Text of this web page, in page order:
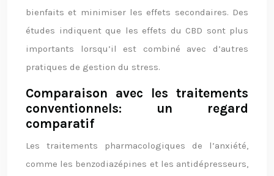
bienfaits et minimiser les effets secondaires. Des
études indiquent que les effets du CBD sont plus
importants lorsqu’il est combiné avec d’autres
pratiques de gestion du stress.
Comparaison avec les traitements
conventionnels: un regard
comparatif
Les traitements pharmacologiques de l’anxiété,
comme les benzodiazépines et les antidépresseurs,